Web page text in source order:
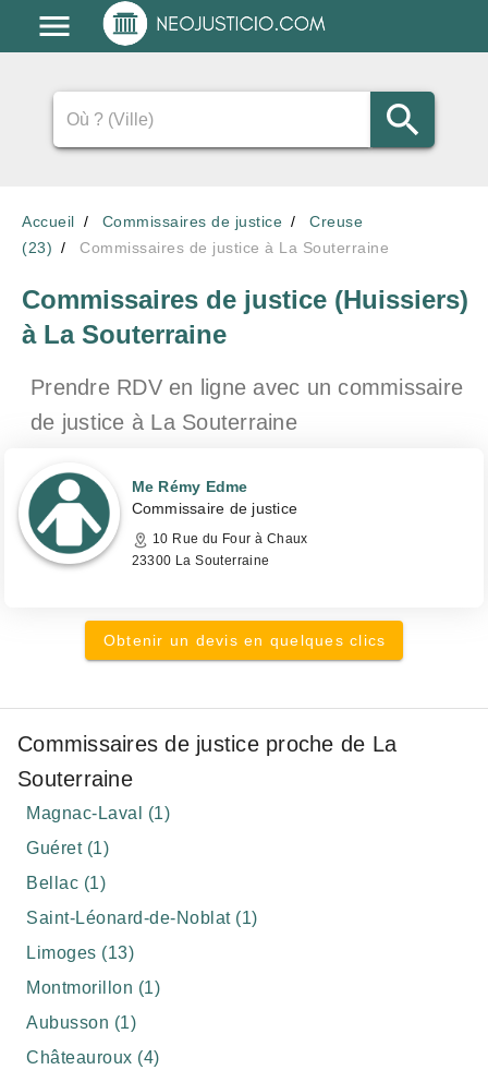
Accueil Commissaires de justice
Creuse
(23)
Commissaires de justice à La Souterraine
Commissaires de justice (Huissiers)
à La Souterraine
Prendre RDV en ligne avec un commissaire
de justice à La Souterraine
Me Rémy Edme
Commissaire de justice
10 Rue du Four à Chaux
23300 La Souterraine
Obtenir un devis en quelques clics
Commissaires de justice proche de La
Souterraine
Magnac-Laval (1)
Guéret (1)
Bellac (1)
Saint-Léonard-de-Noblat (1)
Limoges (13)
Montmorillon (1)
Aubusson (1)
Châteauroux (4)